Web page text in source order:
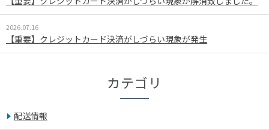
2026.07.16
【重要】クレジットカード決済がしづらい現象が発生
カテゴリ
配送情報